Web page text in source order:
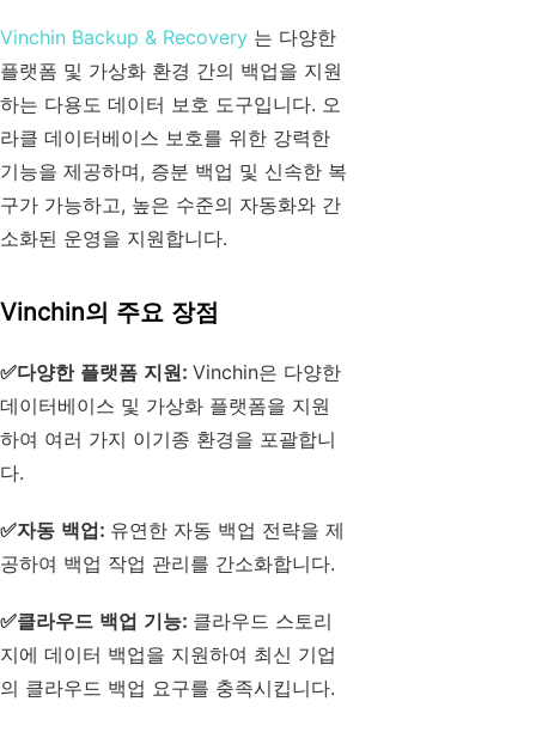
Vinchin Backup & Recovery 는 다양한
플랫폼 및 가상화 환경 간의 백업을 지원
하는 다용도 데이터 보호 도구입니다. 오
라클 데이터베이스 보호를 위한 강력한
기능을 제공하며, 증분 백업 및 신속한 복
구가 가능하고, 높은 수준의 자동화와 간
소화된 운영을 지원합니다.
Vinchin의 주요 장점
✅다양한 플랫폼 지원: Vinchin은 다양한
데이터베이스 및 가상화 플랫폼을 지원
하여 여러 가지 이기종 환경을 포괄합니
다.
✅자동 백업: 유연한 자동 백업 전략을 제
공하여 백업 작업 관리를 간소화합니다.
✅클라우드 백업 기능: 클라우드 스토리
지에 데이터 백업을 지원하여 최신 기업
의 클라우드 백업 요구를 충족시킵니다.